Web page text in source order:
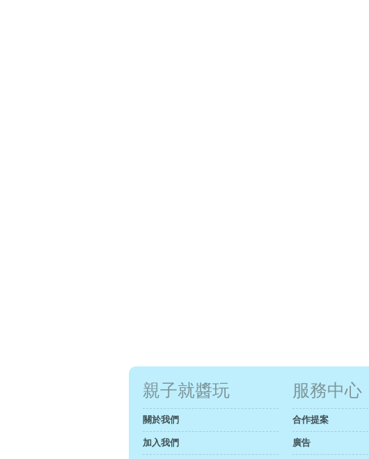
親子就醬玩
關於我們
加入我們
服務中心
合作提案
廣告